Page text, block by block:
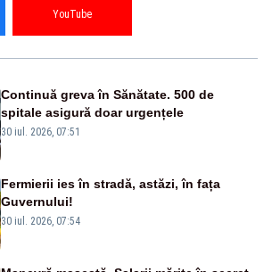
YouTube
Continuă greva în Sănătate. 500 de
spitale asigură doar urgențele
30 iul. 2026, 07:51
Fermierii ies în stradă, astăzi, în fața
Guvernului!
30 iul. 2026, 07:54